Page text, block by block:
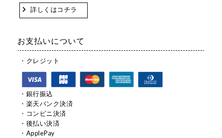
詳しくはコチラ
お支払いについて
・クレジット
・銀行振込
・楽天バンク決済
・コンビニ決済
・後払い決済
・ApplePay